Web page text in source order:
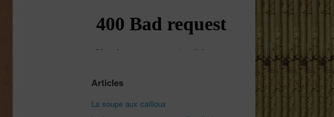
Articles
La soupe aux cailloux